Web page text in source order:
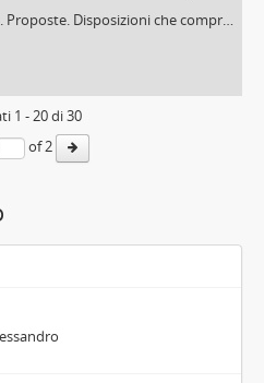
Personale insegnante. Nomine. Proposte. Disposizioni che comprendono complessivamente il personale d'ogni Facoltà e Stabilimento scientifico
1 -20di 30
of 2